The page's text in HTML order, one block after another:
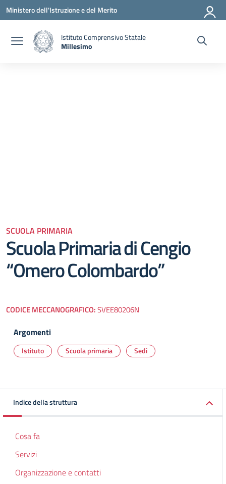
Vai ai contenuti
Vai al menu di navigazione
Vai al footer
Ministero dell'Istruzione e del Merito
Istituto Comprensivo Statale
Millesimo
SCUOLA PRIMARIA
Scuola Primaria di Cengio
“Omero Colombardo”
CODICE MECCANOGRAFICO:SVEE80206N
Argomenti
Istituto Scuola primaria Sedi
Indice della struttura
Cosa fa
Servizi
Organizzazione e contatti